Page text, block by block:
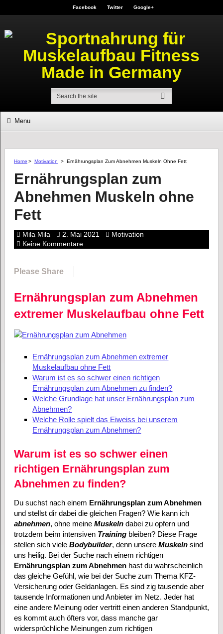
Facebook Twitter Google+
Menu
Home > Motivation > Ernährungsplan Zum Abnehmen Muskeln Ohne Fett
Ernährungsplan zum
Abnehmen Muskeln ohne
Fett
Mila Mila 2. Mai 2021
Motivation
Keine Kommentare
Please Share
Ernährungsplan zum Abnehmen
extremer Muskelaufbau ohne Fett
Ernährungsplan zum Abnehmen extremer
Muskelaufbau ohne Fett
Warum ist es so schwer einen richtigen
Ernährungsplan zum Abnehmen zu finden?
Welche Grundlage hat unser Ernährungsplan zum
Abnehmen?
Welche Rolle spielt das Eiweiss bei unserem
Ernährungsplan zum Abnehmen?
Warum ist es so schwer einen
richtigen Ernährungsplan zum
Abnehmen zu finden?
Du suchst nach einem Ernährungsplan zum Abnehmen
und stellst dir dabei die gleichen Fragen? Wie kann ich
abnehmen, ohne meine Muskelndabei zu opfern und
trotzdem beim intensiven Trainingbleiben? Diese Frage
stellen sich viele Bodybuilder, denn unsere Muskelnsind
uns heilig. Bei der Suche nach einem richtigen
Ernährungsplan zum Abnehmenhast du wahrscheinlich
das gleiche Gefühl, wie bei der Suche zum Thema KFZ-
Versicherung oder Geldanlagen. Es sind zig tausende aber
tausende Informationen und Anbieter im Netz. Jeder hat
eine andere Meinung oder vertritt einen anderen Standpunkt,
es kommt auch öfters vor, dass manche gar
widersprüchliche Meinungen zum richtigen